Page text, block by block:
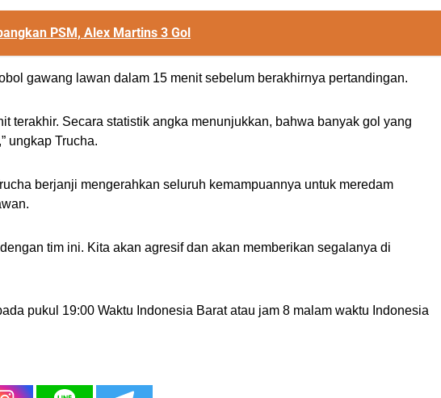
PSM, Alex Martins 3 Gol
gawang lawan dalam 15 menit sebelum berakhirnya pertandingan.
terakhir. Secara statistik angka menunjukkan, bahwa banyak gol yang
ungkap Trucha.
berjanji mengerahkan seluruh kemampuannya untuk meredam
tim ini. Kita akan agresif dan akan memberikan segalanya di
pukul 19:00 Waktu Indonesia Barat atau jam 8 malam waktu Indonesia